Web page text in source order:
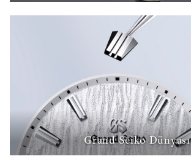
Grand Seiko Dünyası